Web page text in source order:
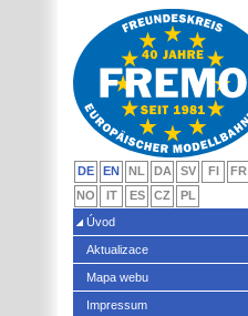
DE EN NL DA SV FI
FR
NO
IT ES CZ
PL
Úvod
Aktualizace
Mapa webu
Impressum